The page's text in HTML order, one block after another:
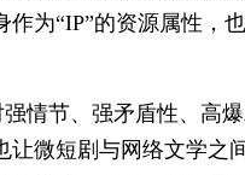
为“IP”的资源属性，
情节、强矛盾性、高
微短剧与网络文学之